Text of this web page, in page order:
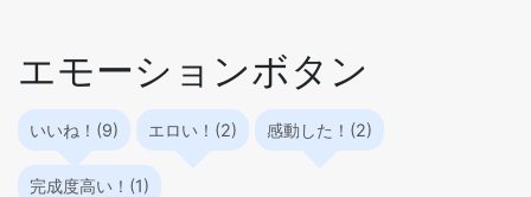
エモーションボタン
いいね！(9) エロい！(2) 感動した！(2)
完成度高い！(1)